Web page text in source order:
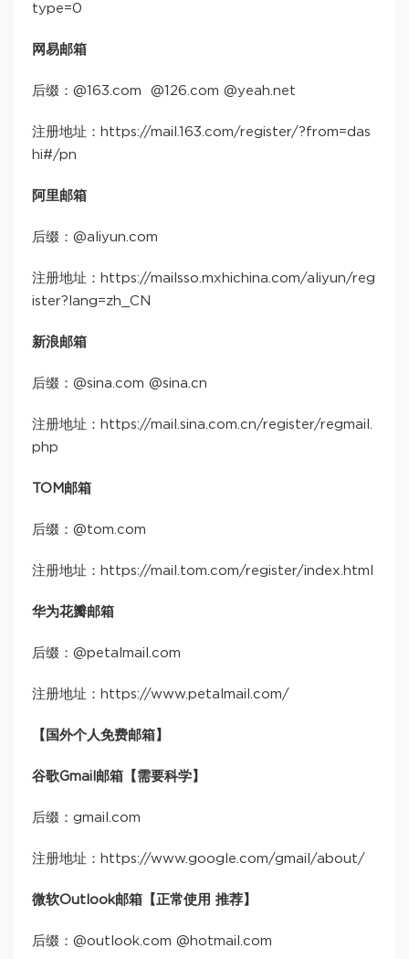
type=0
网易邮箱
后缀：@163.com @126.com @yeah.net
注册地址：https://mail.163.com/register/?from=das
hi#/pn
阿里邮箱
后缀：@aliyun.com
注册地址：https://mailsso.mxhichina.com/aliyun/reg
ister?lang=zh_CN
新浪邮箱
后缀：@sina.com @sina.cn
注册地址：https://mail.sina.com.cn/register/regmail.
php
TOM邮箱
后缀：@tom.com
注册地址：https://mail.tom.com/register/index.html
华为花瓣邮箱
后缀：@petalmail.com
注册地址：https://www.petalmail.com/
【国外个人免费邮箱】
谷歌Gmail邮箱【需要科学】
后缀：gmail.com
注册地址：https://www.google.com/gmail/about/
微软Outlook邮箱【正常使用 推荐】
后缀：@outlook.com @hotmail.com